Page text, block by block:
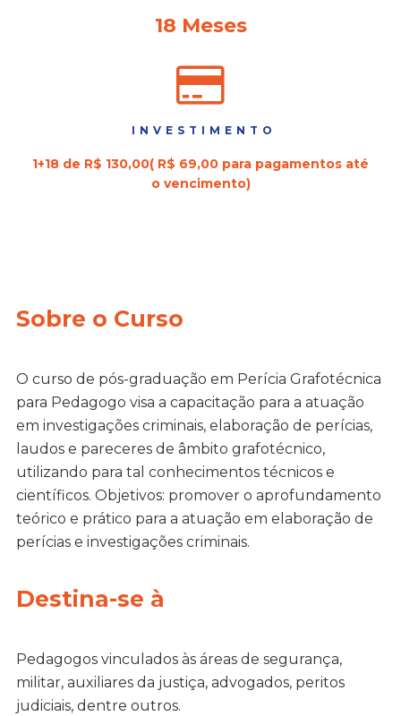
18 Meses
INVESTIMENTO
1+18 de R$ 130,00( R$ 69,00 para pagamentos até
o vencimento)
Sobre o Curso
O curso de pós-graduação em Perícia Grafotécnica
para Pedagogo visa a capacitação para a atuação
em investigações criminais, elaboração de perícias,
laudos e pareceres de âmbito grafotécnico,
utilizando para tal conhecimentos técnicos e
científicos. Objetivos: promover o aprofundamento
teórico e prático para a atuação em elaboração de
perícias e investigações criminais.
Destina-se à
Pedagogos vinculados às áreas de segurança,
militar, auxiliares da justiça, advogados, peritos
judiciais, dentre outros.